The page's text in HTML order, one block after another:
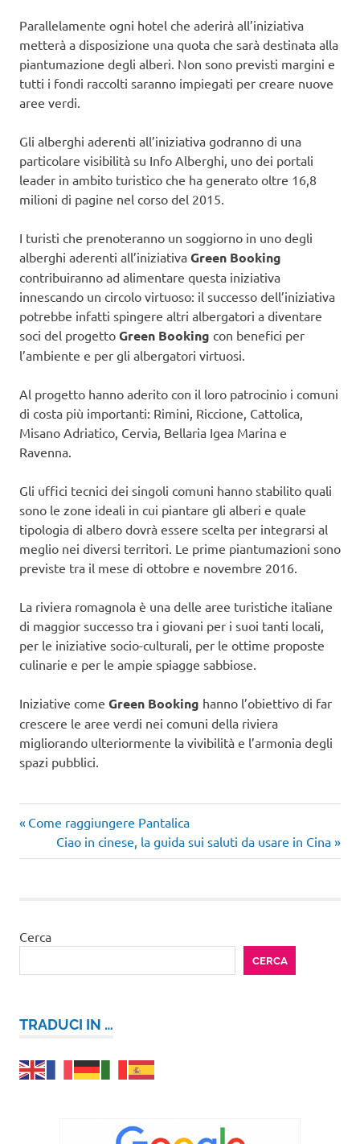
Parallelamente ogni hotel che aderirà all’iniziativa
metterà a disposizione una quota che sarà destinata alla
piantumazione degli alberi. Non sono previsti margini e
tutti i fondi raccolti saranno impiegati per creare nuove
aree verdi.
Gli alberghi aderenti all’iniziativa godranno di una
particolare visibilità su Info Alberghi, uno dei portali
leader in ambito turistico che ha generato oltre 16,8
milioni di pagine nel corso del 2015.
I turisti che prenoteranno un soggiorno in uno degli
alberghi aderenti all’iniziativa Green Booking
contribuiranno ad alimentare questa iniziativa
innescando un circolo virtuoso: il successo dell’iniziativa
potrebbe infatti spingere altri albergatori a diventare
soci del progetto Green Booking con benefici per
l’ambiente e per gli albergatori virtuosi.
Al progetto hanno aderito con il loro patrocinio i comuni
di costa più importanti: Rimini, Riccione, Cattolica,
Misano Adriatico, Cervia, Bellaria Igea Marina e
Ravenna.
Gli uffici tecnici dei singoli comuni hanno stabilito quali
sono le zone ideali in cui piantare gli alberi e quale
tipologia di albero dovrà essere scelta per integrarsi al
meglio nei diversi territori. Le prime piantumazioni sono
previste tra il mese di ottobre e novembre 2016.
La riviera romagnola è una delle aree turistiche italiane
di maggior successo tra i giovani per i suoi tanti locali,
per le iniziative socio-culturali, per le ottime proposte
culinarie e per le ampie spiagge sabbiose.
Iniziative come Green Booking hanno l’obiettivo di far
crescere le aree verdi nei comuni della riviera
migliorando ulteriormente la vivibilità e l’armonia degli
spazi pubblici.
Navigazione
articoli
Articolo
precedente:
Come raggiungere Pantalica
Articolo
successivo:
Ciao in cinese, la guida sui saluti da usare in Cina
Cerca
CERCA
TRADUCI IN …